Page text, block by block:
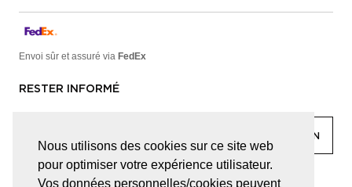
Nous utilisons des cookies sur ce site web
pour optimiser votre expérience utilisateur.
Vos données personnelles/cookies peuvent
Envoi sûr et assuré via FedEx
RESTER INFORMÉ
facebook linkedin lady